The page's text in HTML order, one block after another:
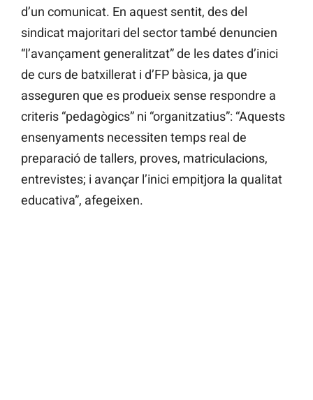
d’un comunicat. En aquest sentit, des del
sindicat majoritari del sector també denuncien
“l’avançament generalitzat” de les dates d’inici
de curs de batxillerat i d’FP bàsica, ja que
asseguren que es produeix sense respondre a
criteris “pedagògics” ni “organitzatius”: “Aquests
ensenyaments necessiten temps real de
preparació de tallers, proves, matriculacions,
entrevistes; i avançar l’inici empitjora la qualitat
educativa”, afegeixen.